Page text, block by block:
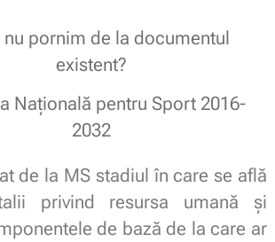
nu pornim de la documentul
existent?
Națională pentru Sport 2016-
2032
de la MS stadiul în care se află
privind resursa umană și
de bază de la care ar